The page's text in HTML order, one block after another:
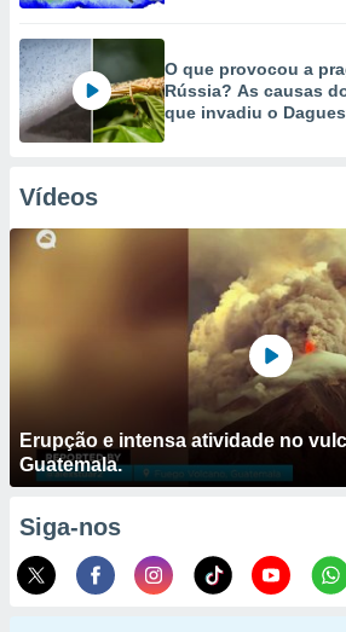
O que provocou a
Rússia? As causas
que invadiu o
Vídeos
Erupção e intensa atividade no
Guatemala.
Siga-nos